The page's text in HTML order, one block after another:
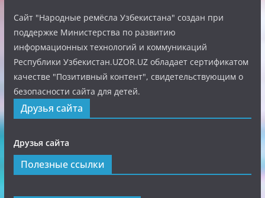
Сайт "Народные ремёсла Узбекистана" создан при
поддержке Министерства по развитию
информационных технологий и коммуникаций
Республики Узбекистан.UZOR.UZ обладает сертификатом
качестве "Позитивный контент", свидетельствующим о
безопасности сайта для детей.
Друзья сайта
Друзья сайта
Полезные ссылки